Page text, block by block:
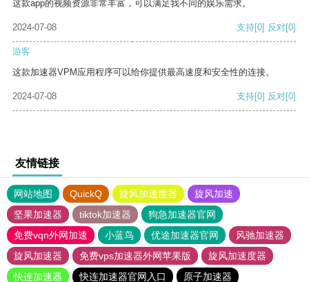
这款app的视频资源非常丰富，可以满足我不同的娱乐需求。
2024-07-08 支持[0] 反对[0]
游客
这款加速器VPM应用程序可以给你提供最高速度和安全性的连接。
2024-07-08 支持[0] 反对[0]
友情链接
网站地图 QuickQ 旋风加速度器
旋风加速
坚果加速器
tiktok加速器
狗急加速器官网
免费vqn外网加速
小蓝鸟 优途加速器官网
风驰加速器
旋风加速器
免费vps加速器外网苹果版
旋风加速度器
快连加速器
快连加速器官网入口 原子加速器